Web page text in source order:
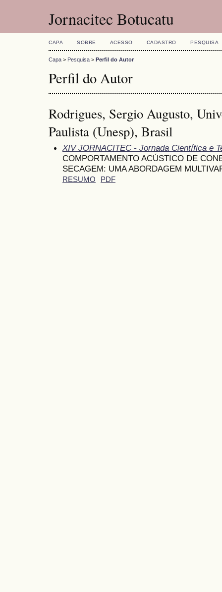
Jornacitec Botucatu
CAPA SOBRE ACESSO CADASTRO PESQUISA
Capa > Pesquisa > Perfil do Autor
Perfil do Autor
Rodrigues, Sergio Augusto,
Paulista (Unesp), Brasil
XIV JORNACITEC - Jornada Científica e
COMPORTAMENTO ACÚSTICO DE
SECAGEM: UMA ABORDAGEM
RESUMO PDF